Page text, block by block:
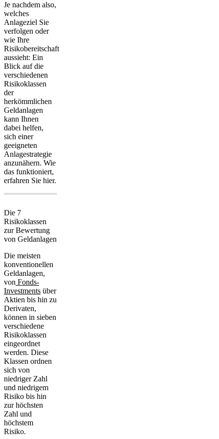
Je nachdem also,
welches
Anlageziel Sie
verfolgen oder
wie Ihre
Risikobereitschaft
aussieht: Ein
Blick auf die
verschiedenen
Risikoklassen
der
herkömmlichen
Geldanlagen
kann Ihnen
dabei helfen,
sich einer
geeigneten
Anlagestrategie
anzunähern. Wie
das funktioniert,
erfahren Sie hier.
Die 7
Risikoklassen
zur Bewertung
von Geldanlagen
Die meisten
konventionellen
Geldanlagen,
von Fonds-
Investments über
Aktien bis hin zu
Derivaten,
können in sieben
verschiedene
Risikoklassen
eingeordnet
werden. Diese
Klassen ordnen
sich von
niedriger Zahl
und niedrigem
Risiko bis hin
zur höchsten
Zahl und
höchstem
Risiko.